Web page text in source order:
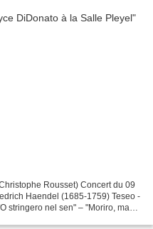
Rousset) Concert du 09
Haendel (1685-1759) Teseo -
stringero nel sen" – "Moriro, ma